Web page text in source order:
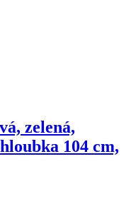
zelená,
104 cm,